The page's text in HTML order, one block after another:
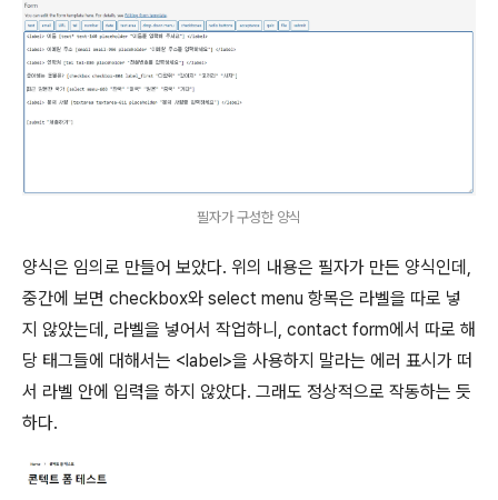
필자가 구성한 양식
양식은 임의로 만들어 보았다. 위의 내용은 필자가 만든 양식인데,
중간에 보면 checkbox와 select menu 항목은 라벨을 따로 넣
지 않았는데, 라벨을 넣어서 작업하니, contact form에서 따로 해
당 태그들에 대해서는 <label>을 사용하지 말라는 에러 표시가 떠
서 라벨 안에 입력을 하지 않았다. 그래도 정상적으로 작동하는 듯
하다.